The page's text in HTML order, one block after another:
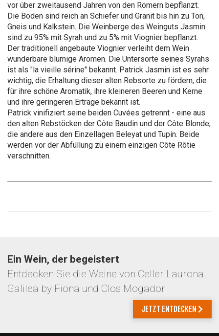
vor über zweitausend Jahren von den Römern bepflanzt.
Die Böden sind reich an Schiefer und Granit bis hin zu Ton,
Gneis und Kalkstein. Die Weinberge des Weinguts Jasmin
sind zu 95% mit Syrah und zu 5% mit Viognier bepflanzt.
Der traditionell angebaute Viognier verleiht dem Wein
wunderbare blumige Aromen. Die Untersorte seines Syrahs
ist als "la vieille sérine" bekannt. Patrick Jasmin ist es sehr
wichtig, die Erhaltung dieser alten Rebsorte zu fördern, die
für ihre schöne Aromatik, ihre kleineren Beeren und Kerne
und ihre geringeren Erträge bekannt ist.
Patrick vinifiziert seine beiden Cuvées getrennt - eine aus
den alten Rebstöcken der Côte Baudin und der Côte Blonde,
die andere aus den Einzellagen Beleyat und Tupin. Beide
werden vor der Abfüllung zu einem einzigen Côte Rôtie
verschnitten.
Ein Wein, der begeistert
Entdecken Sie die Weine von Celler Laurona,
Galilea by Fiona und Clos Mogador
JETZT ENTDECKEN